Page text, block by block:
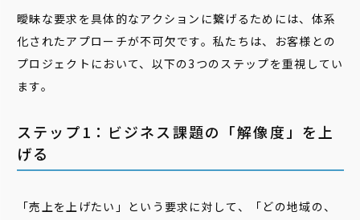
曖昧な要求を具体的なアクションに繋げるためには、体系
化されたアプローチが不可欠です。私たちは、お客様との
プロジェクトにおいて、以下の3つのステップを重視してい
ます。
ステップ1：ビジネス課題の「解像度」を上
げる
「売上を上げたい」という要求に対して、「どの地域の、